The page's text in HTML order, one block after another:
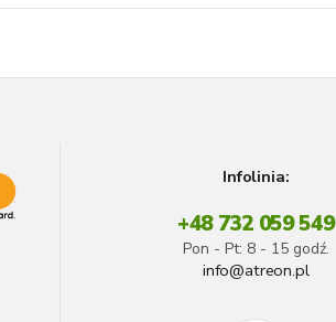
Infolinia:
+48 732 059 549
Pon - Pt: 8 - 15 godź.
info@atreon.pl